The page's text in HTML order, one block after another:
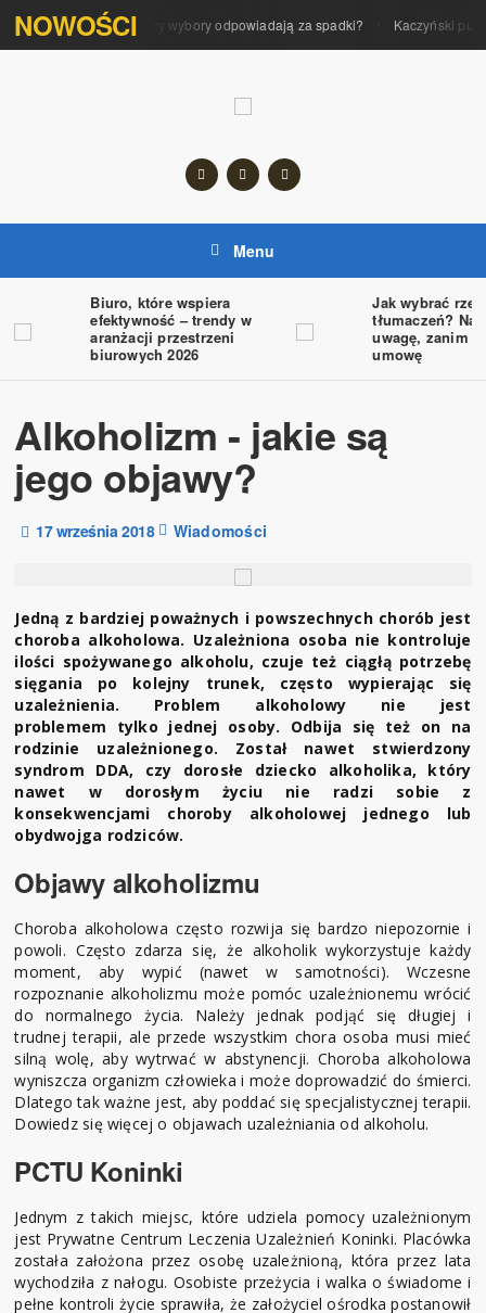
NOWOŚCI
Polityka na giełdzie. Czy wybory odpowiadają za spadki? Kaczyński
Menu
Biuro, które wspiera
efektywność – trendy w
aranżacji przestrzeni
biurowych 2026
Jak wybrać
tłumaczeń? Na
uwagę, zanim
umowę
Alkoholizm - jakie są
jego objawy?
17 września 2018 Wiadomości
Jedną z bardziej poważnych i powszechnych chorób jest
choroba alkoholowa. Uzależniona osoba nie kontroluje
ilości spożywanego alkoholu, czuje też ciągłą potrzebę
sięgania po kolejny trunek, często wypierając się
uzależnienia. Problem alkoholowy nie jest
problemem tylko jednej osoby. Odbija się też on na
rodzinie uzależnionego. Został nawet stwierdzony
syndrom DDA, czy dorosłe dziecko alkoholika, który
nawet w dorosłym życiu nie radzi sobie z
konsekwencjami choroby alkoholowej jednego lub
obydwojga rodziców.
Objawy alkoholizmu
Choroba alkoholowa często rozwija się bardzo niepozornie i
powoli. Często zdarza się, że alkoholik wykorzystuje każdy
moment, aby wypić (nawet w samotności). Wczesne
rozpoznanie alkoholizmu może pomóc uzależnionemu wrócić
do normalnego życia. Należy jednak podjąć się długiej i
trudnej terapii, ale przede wszystkim chora osoba musi mieć
silną wolę, aby wytrwać w abstynencji. Choroba alkoholowa
wyniszcza organizm człowieka i może doprowadzić do śmierci.
Dlatego tak ważne jest, aby poddać się specjalistycznej terapii.
Dowiedz się więcej o objawach uzależniania od alkoholu.
PCTU Koninki
Jednym z takich miejsc, które udziela pomocy uzależnionym
jest Prywatne Centrum Leczenia Uzależnień Koninki. Placówka
została założona przez osobę uzależnioną, która przez lata
wychodziła z nałogu. Osobiste przeżycia i walka o świadome i
pełne kontroli życie sprawiła, że założyciel ośrodka postanowił